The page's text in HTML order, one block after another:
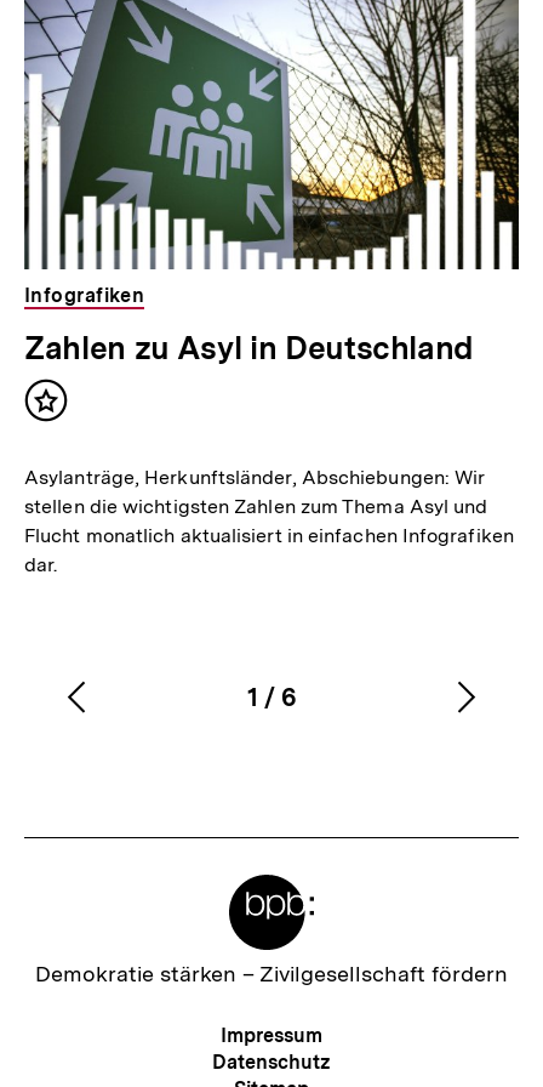
a
l
t
:
Inhalte
Infografiken
Zahlen zu Asyl in Deutschland
Inhalt
Asylanträge, Herkunftsländer, Abschiebungen: Wir
stellen die wichtigsten Zahlen zum Thema Asyl und
Flucht monatlich aktualisiert in einfachen Infografiken
dar.
Karussellinhalt
1
von
/ 6
Vorherigen
Zur
Demokratie stärken – Zivilgesellschaft fördern
Meta-
Navigation
Impressum
Datenschutz